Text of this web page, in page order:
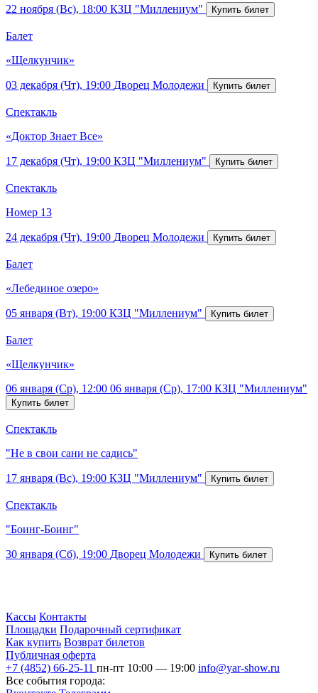
22 ноября (Вс), 18:00 КЗЦ "Миллениум"
Балет
«Щелкунчик»
03 декабря (Чт), 19:00 Дворец Молодежи
Спектакль
«Доктор Знает Все»
17 декабря (Чт), 19:00 КЗЦ "Миллениум"
Спектакль
Номер 13
24 декабря (Чт), 19:00 Дворец Молодежи
Балет
«Лебединое озеро»
05 января (Вт), 19:00 КЗЦ "Миллениум"
Балет
«Щелкунчик»
06 января (Ср), 12:00 06 января (Ср), 17:00 КЗЦ "Миллениум"
Спектакль
"Не в свои сани не садись"
17 января (Вс), 19:00 КЗЦ "Миллениум"
Спектакль
"Боинг-Боинг"
30 января (Сб), 19:00 Дворец Молодежи
Кассы Контакты
Площадки Подарочный сертификат
Как купить Возврат билетов
Публичная оферта
+7 (4852) 66-25-11 пн-пт 10:00 — 19:00 info@yar-show.ru
Все события города: